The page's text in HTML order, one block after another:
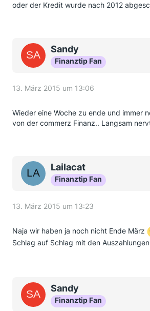
oder der Kredit wurde nach 2012
Sandy
Finanztip Fan
13. März 2015 um 13:06
Wieder eine Woche zu ende und immer
von der commerz Finanz.. Langsam
Lailacat
Finanztip Fan
13. März 2015 um 13:23
Naja wir haben ja noch nicht Ende März
Schlag auf Schlag mit den
Sandy
Finanztip Fan